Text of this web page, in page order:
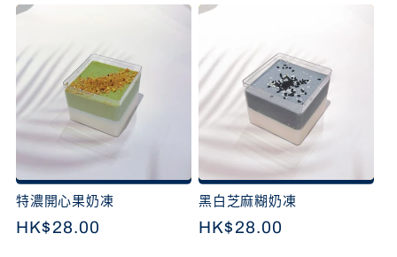
特濃開心果奶凍
定
HK$28.00
黑白芝麻糊奶凍
定
HK$28.00